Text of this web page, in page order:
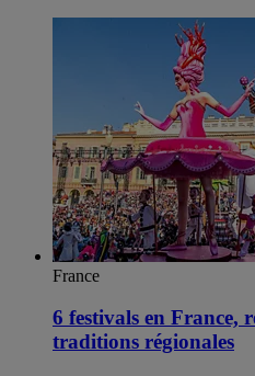
France
6 festivals en France,
traditions régionales